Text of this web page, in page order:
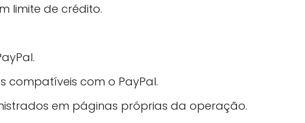
limite de crédito.
compatíveis com o PayPal.
em páginas próprias da operação.